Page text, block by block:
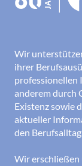
Wir
ihrer
professionellen
anderem durch
Existenz sowie
aktueller
den
Wir erschließen